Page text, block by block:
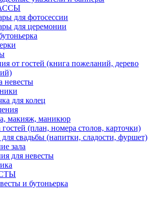
для фотосессии
для церемонии
от гостей (книга пожеланий, дерево
невесты
для колец
макияж, маникюр
гостей (план, номера столов, карточки)
свадьбы (напитки, сладости, фуршет)
зала
для невесты
и бутоньерка